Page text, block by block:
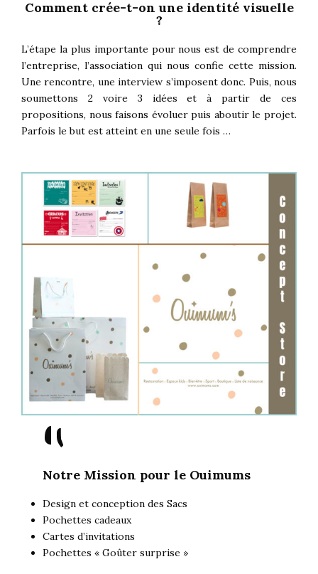
Comment crée-t-on une identité visuelle
?
L’étape la plus importante pour nous est de comprendre
l’entreprise, l’association qui nous confie cette mission.
Une rencontre, une interview s’imposent donc. Puis, nous
soumettons 2 voire 3 idées et à partir de ces
propositions, nous faisons évoluer puis aboutir le projet.
Parfois le but est atteint en une seule fois …
"
Notre Mission pour le Ouimums
Design et conception des Sacs
Pochettes cadeaux
Cartes d’invitations
Pochettes « Goûter surprise »